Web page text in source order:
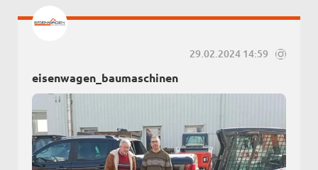
29.02.2024 14:59
eisenwagen_baumaschinen